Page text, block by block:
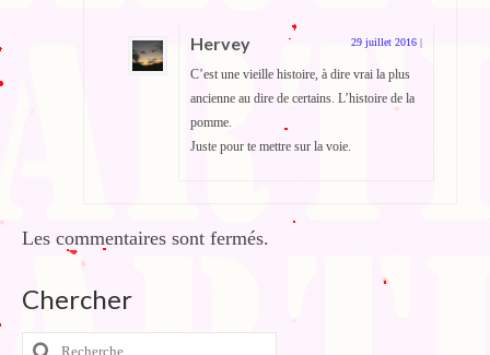
Hervey 29 juillet 2016 |
C’est une vieille histoire, à dire vrai la plus
ancienne au dire de certains. L’histoire de la
pomme.
Juste pour te mettre sur la voie.
Les commentaires sont fermés.
Chercher
Rechercher